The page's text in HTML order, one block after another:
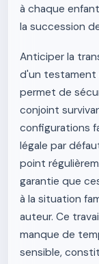
à chaque
la succession
Anticiper la
d'un testament
permet de
conjoint
configurations
légale par
point
garantie que
à la situation
auteur. Ce
manque de
sensible,